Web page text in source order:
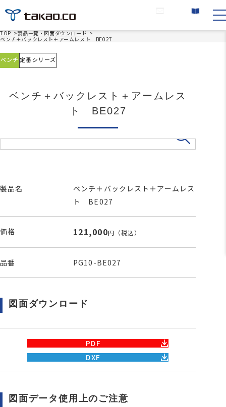
TOP >製品一覧・図面ダウンロード >
ベンチ＋バックレスト＋アームレスト BE027
ベンチ 定番シリーズ
ベンチ＋バックレスト＋アームレス
ト BE027
製品名
ベンチ＋バックレスト＋アームレス
ト BE027
価格 121,000円 （税込）
品番 PG10-BE027
図面ダウンロード
PDF
DXF
図面データ使用上のご注意